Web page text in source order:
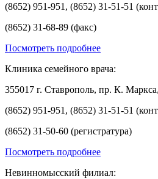
(8652) 951-951, (8652) 31-51-51
(8652) 31-68-89 (факс)
Посмотреть подробнее
Клиника семейного врача:
355017 г. Ставрополь, пр. К.
(8652) 951-951, (8652) 31-51-51
(8652) 31-50-60 (регистратура)
Посмотреть подробнее
Невинномысский филиал: